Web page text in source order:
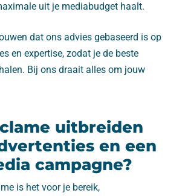
uit je mediabudget haalt.
dat ons advies gebaseerd is op
en expertise, zodat je de beste
Bij ons draait alles om jouw
uitbreiden
en een
campagne?
is het voor je bereik,